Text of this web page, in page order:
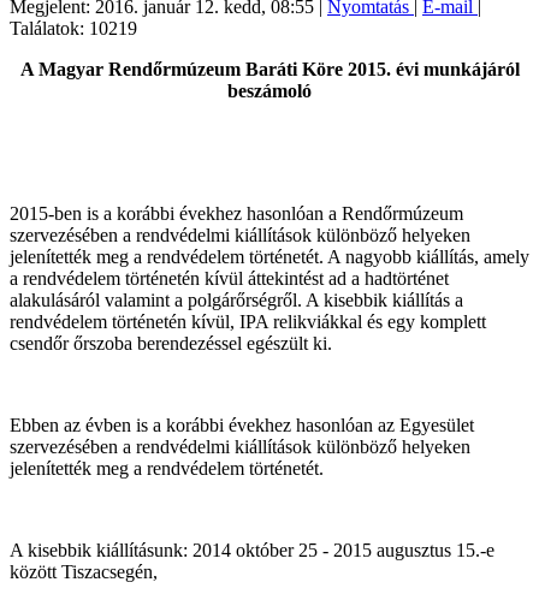
Megjelent: 2016. január 12. kedd, 08:55 Nyomtatás E-mail
Találatok: 10219
A Magyar Rendőrmúzeum Baráti Köre 2015. évi munkájáról
beszámoló
2015-ben is a korábbi évekhez hasonlóan a Rendőrmúzeum
szervezésében a rendvédelmi kiállítások különböző helyeken
jelenítették meg a rendvédelem történetét. A nagyobb kiállítás, amely
a rendvédelem történetén kívül áttekintést ad a hadtörténet
alakulásáról valamint a polgárőrségről. A kisebbik kiállítás a
rendvédelem történetén kívül, IPA relikviákkal és egy komplett
csendőr őrszoba berendezéssel egészült ki.
Ebben az évben is a korábbi évekhez hasonlóan az Egyesület
szervezésében a rendvédelmi kiállítások különböző helyeken
jelenítették meg a rendvédelem történetét.
A kisebbik kiállításunk: 2014 október 25 - 2015 augusztus 15.-e
között Tiszacsegén,